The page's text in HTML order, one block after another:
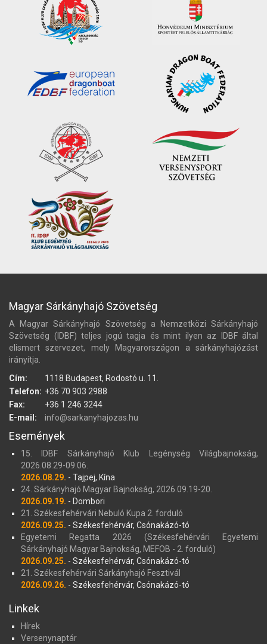
Magyar Sárkányhajó Szövetség
A Magyar Sárkányhajó Szövetség a Nemzetközi Sárkányhajó
Szövetség (IDBF) teljes jogú tagja és mint ilyen az IDBF által
elismert szervezet, mely Magyarországon a sárkányhajózást
irányítja.
Cím:
1118 Budapest, Rodostó u. 11.
Telefon: +36 70 903 2988
Fax:
+36 1 246 3244
E-mail:
info@sarkanyhajozas.hu
Események
15. IDBF Sárkányhajó Klub Legénység Világbajnokság,
2026.08.29-09.06.
2026.08.29. - Tajpej, Kína
24. Sárkányhajó Magyar Bajnokság, 2026.09.19-20.
2026.09.19. - Dombori
21. Székesfehérvári Nebuló Kupa 2. forduló
2026.09.25. - Székesfehérvár, Csónakázó-tó
Egyetemi Regatta 2026 (Székesfehérvári Egyetemi
Sárkányhajó Magyar Bajnokság, MEFOB - 2. forduló)
2026.09.25. - Székesfehérvár, Csónakázó-tó
21. Székesfehérvári Sárkányhajó Fesztivál
2026.09.26. - Székesfehérvár, Csónakázó-tó
Linkek
Hírek
Versenynaptár